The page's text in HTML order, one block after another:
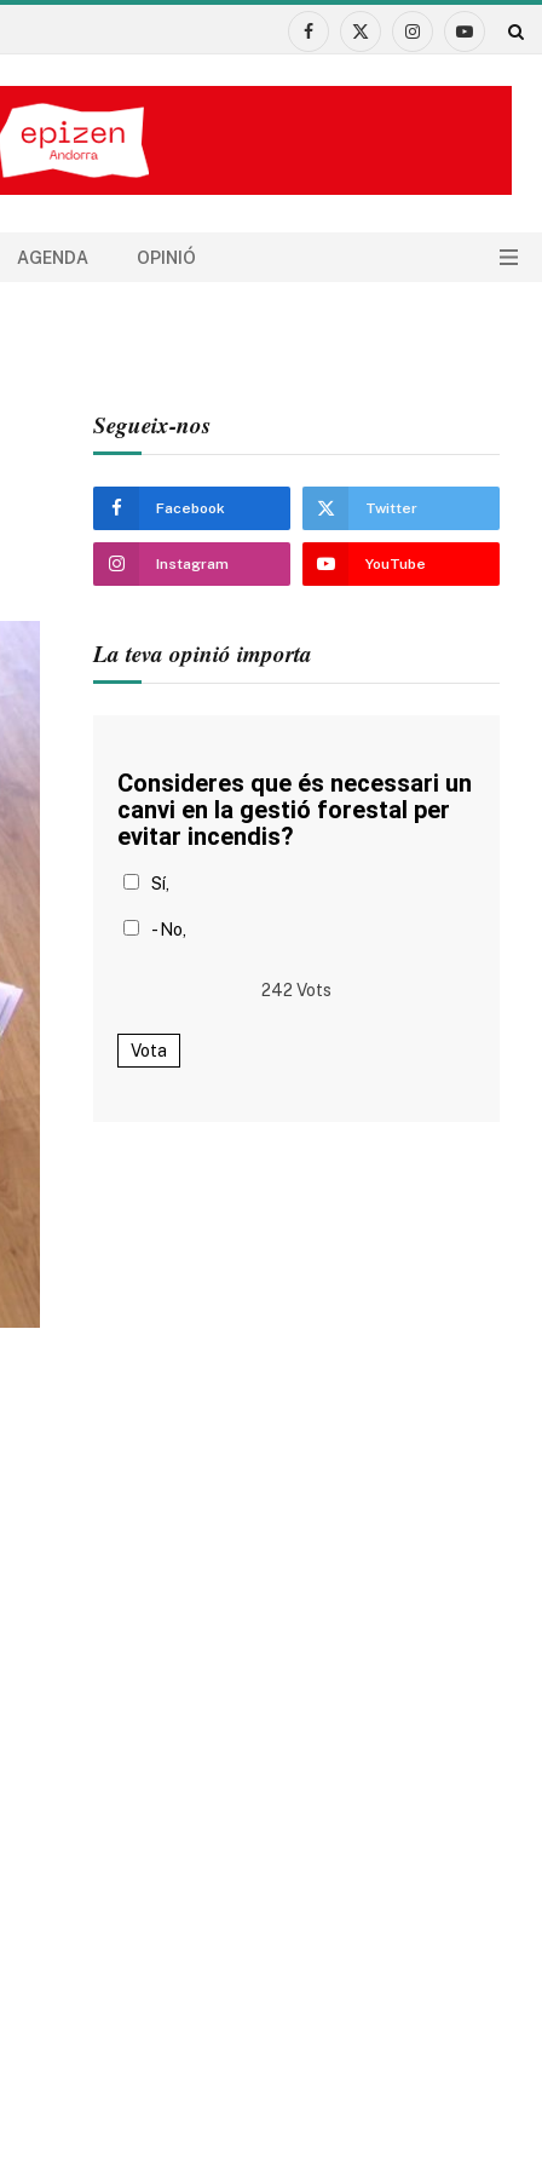
Facebook
X
InstagramYouTube
AGENDA OPINIÓ
Segueix-nos
Facebook Twitter
Instagram YouTube
La teva opinió importa
Consideres que és necessari un
canvi en la gestió forestal per
evitar incendis?
Sí,
- No,
242 Vots
Vota